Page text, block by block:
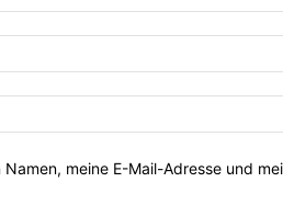
Namen, meine E-Mail-Adresse und